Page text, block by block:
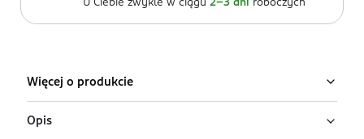
U Ciebie zwykle w ciągu 2-3 dni roboczych
Więcej o produkcie
Opis